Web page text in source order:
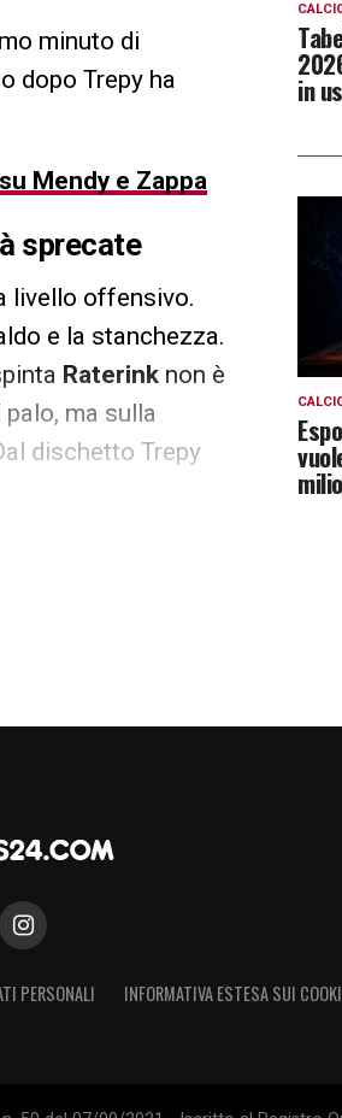
minuto di
dopo Trepy ha
Mendy e Zappa
sprecate
livello offensivo.
e la stanchezza.
Raterink non è
ma sulla
dischetto Trepy
bassa di
Gallego
in
PERSONALI INFORMATIVA ESTESA SUI